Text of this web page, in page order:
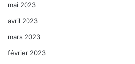
mai 2023
avril 2023
mars 2023
février 2023